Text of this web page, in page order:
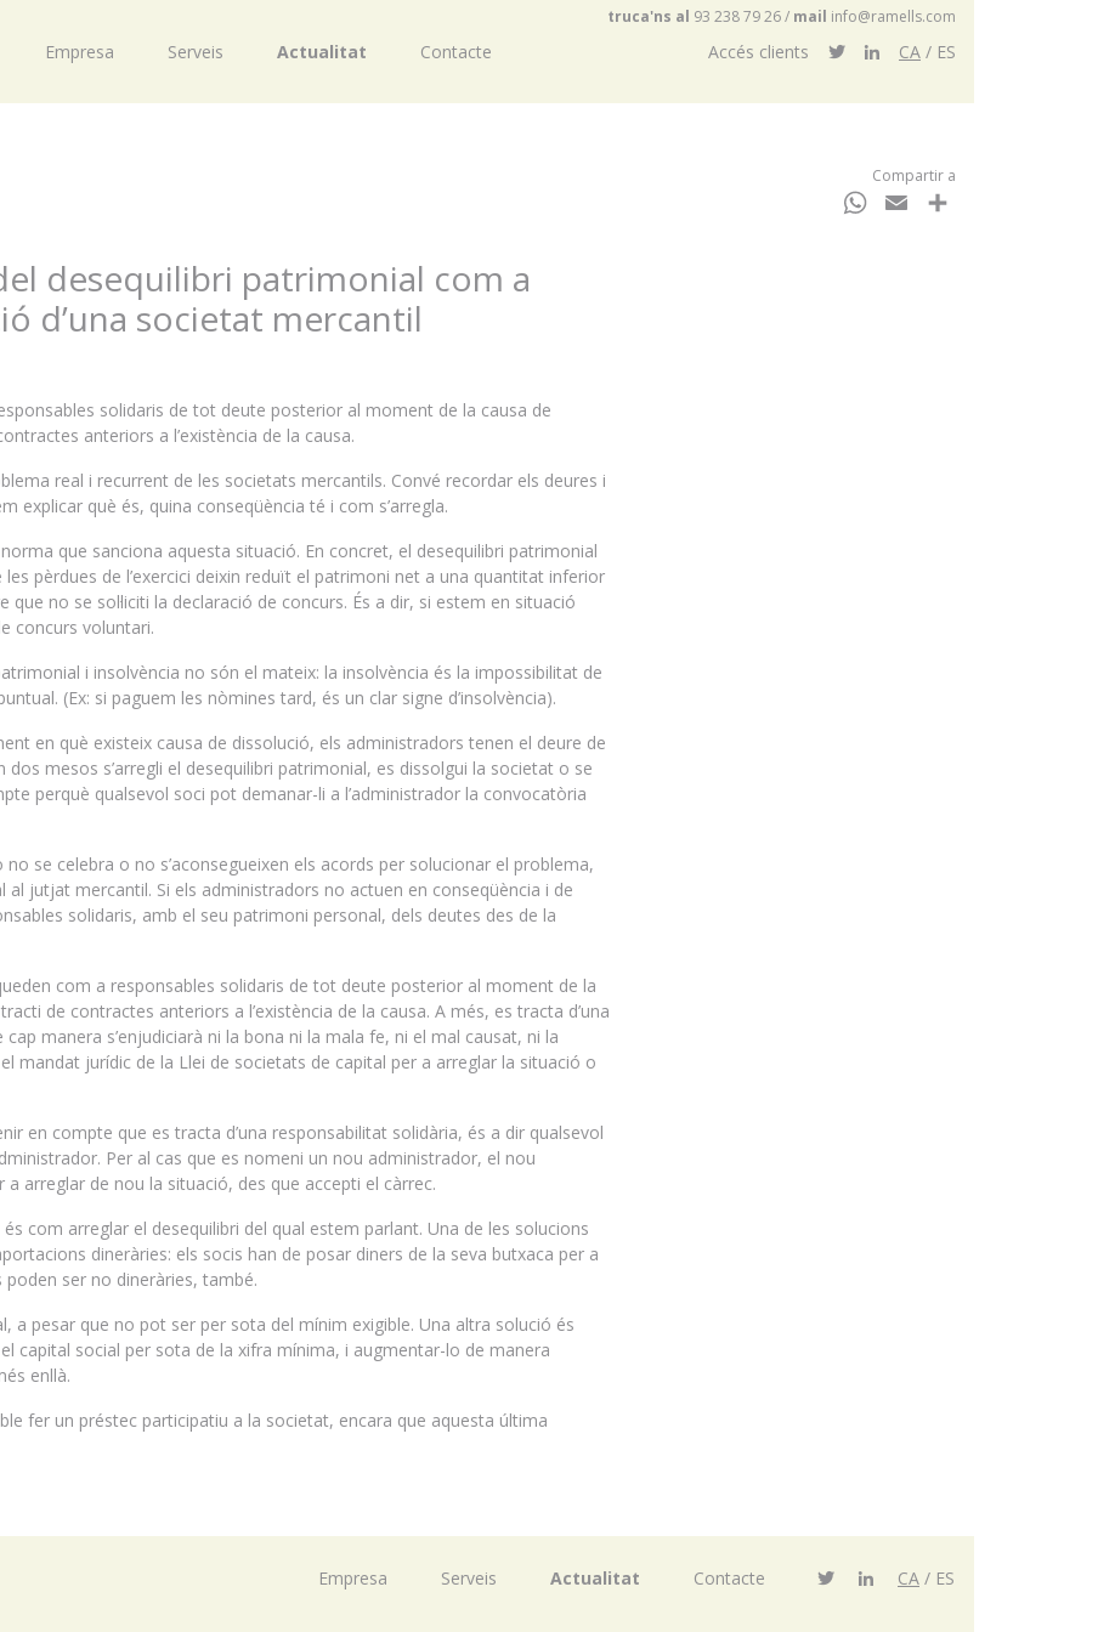
Empresa Serveis Actualitat Contacte Accés clients CA ES
truca'ns al 93 238 79 26/ mail info@ramells.com
desequilibri patrimonial com a
d’una societat mercantil
solidaris de tot deute posterior al moment de la causa de
anteriors a l’existència de la causa.
real i recurrent de les societats mercantils. Convé recordar els deures i
explicar què és, quina conseqüència té i com s’arregla.
que sanciona aquesta situació. En concret, el desequilibri patrimonial
pèrdues de l’exercici deixin reduït el patrimoni net a una quantitat inferior
que no se sol·liciti la declaració de concurs. És a dir, si estem en situació
concurs voluntari.
i insolvència no són el mateix: la insolvència és la impossibilitat de
(Ex: si paguem les nòmines tard, és un clar signe d’insolvència).
en què existeix causa de dissolució, els administradors tenen el deure de
mesos s’arregli el desequilibri patrimonial, es dissolgui la societat o se
perquè qualsevol soci pot demanar-li a l’administrador la convocatòria
se celebra o no s’aconsegueixen els acords per solucionar el problema,
al jutjat mercantil. Si els administradors no actuen en conseqüència i de
solidaris, amb el seu patrimoni personal, dels deutes des de la
com a responsables solidaris de tot deute posterior al moment de la
de contractes anteriors a l’existència de la causa. A més, es tracta d’una
manera s’enjudiciarà ni la bona ni la mala fe, ni el mal causat, ni la
mandat jurídic de la Llei de societats de capital per a arreglar la situació o
en compte que es tracta d’una responsabilitat solidària, és a dir qualsevol
Per al cas que es nomeni un nou administrador, el nou
arreglar de nou la situació, des que accepti el càrrec.
com arreglar el desequilibri del qual estem parlant. Una de les solucions
dineràries: els socis han de posar diners de la seva butxaca per a
ser no dineràries, també.
a pesar que no pot ser per sota del mínim exigible. Una altra solució és
el capital social per sota de la xifra mínima, i augmentar-lo de manera
enllà.
fer un préstec participatiu a la societat, encara que aquesta última
Compartir a
WhatsApp
Email
Empresa Serveis Actualitat Contacte CA ES